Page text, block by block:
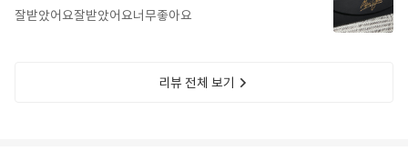
잘받았어요잘받았어요너무좋아요
리뷰 전체 보기